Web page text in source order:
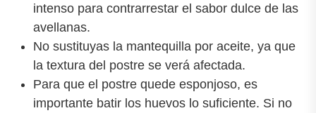
intenso para contrarrestar el sabor dulce de las
avellanas.
No sustituyas la mantequilla por aceite, ya que
la textura del postre se verá afectada.
Para que el postre quede esponjoso, es
importante batir los huevos lo suficiente. Si no